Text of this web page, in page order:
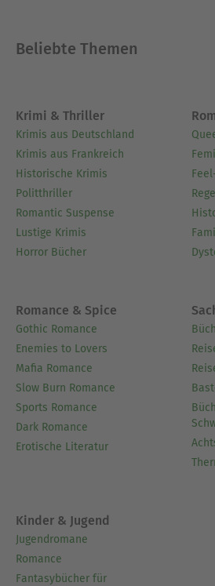
Autors und vermittelt die
tiefere Bedeutungen
Reflexionsfragen laden Sie
persönlich mit den Botschaften
auseinanderzusetzen und sie
Leben in Verbindung zu
ausgewählte unvergessliche
Momente literarischer Brillanz
Fußnoten erklären
Über Herman Melville
Herman Melville, 1819 in New
stammte aus einer verarmten
Er ging früh zur See und
Matrose, u.a. auf Walfängern.
führten ihn bis in die Südsee.
die USA zurück, lebte,
beim Publikum, als freier
literarischen Öffentlichkeit
1885 arbeitete er als
er nahezu vergessen 1891 starb.
Beliebte Themen
Krimi & Thriller
Krimis aus Deutschland
Krimis aus Frankreich
Historische Krimis
Politthriller
Romantic Suspense
Lustige Krimis
Horror Bücher
Romance & Spice
Gothic Romance
Enemies to Lovers
Mafia Romance
Slow Burn Romance
Sports Romance
Dark Romance
Erotische Literatur
Kinder & Jugend
Jugendromane
Romance
Fantasybücher für